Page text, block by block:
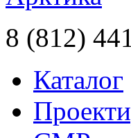
8 (812)
Каталог